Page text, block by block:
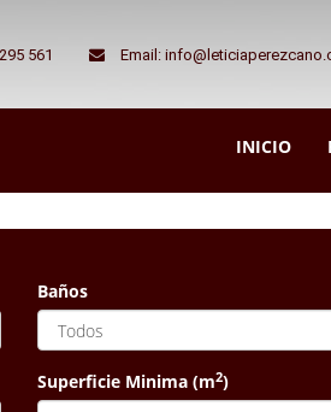
561 Email:
INICIO
Baños
Superficie Minima (m2)